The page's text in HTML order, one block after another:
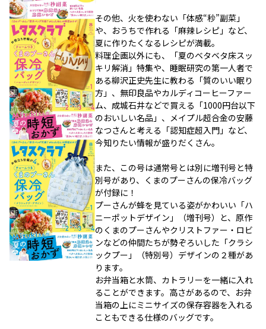
その他、火を使わない「体感“秒”副菜」
や、おうちで作れる「麻辣レシピ」など、
夏に作りたくなるレシピが満載。
料理企画以外にも、「夏のベタベタ床スッ
キリ解消」特集や、睡眠研究の第一人者で
ある柳沢正史先生に教わる「質のいい眠り
方」、無印良品やカルディコーヒーファー
ム、成城石井などで買える「1000円台以下
のおいしい名品」、メイプル超合金の安藤
なつさんと考える「認知症超入門」など、
今知りたい情報が盛りだくさん。
また、この号は通常号とは別に増刊号と特
別号があり、くまのプーさんの保冷バッグ
が付録に！
プーさんが蜂を見ている姿がかわいい「ハ
ニーポットデザイン」（増刊号）と、原作
のくまのプーさんやクリストファー・ロビ
ンなどの仲間たちが勢ぞろいした「クラシ
ックプー」（特別号）デザインの２種があ
ります。
お弁当箱と水筒、カトラリーを一緒に入れ
ることができます。高さがあるので、お弁
当箱の上にミニサイズの保存容器を入れる
こともできる仕様のバッグです。